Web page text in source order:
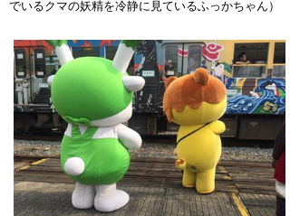
でいるクマの妖精を冷静に見ているふっかちゃん）